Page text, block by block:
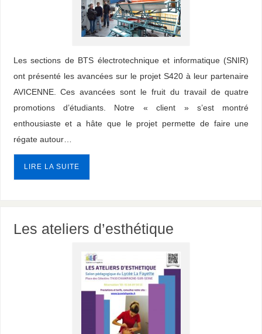
Les sections de BTS électrotechnique et informatique (SNIR)
ont présenté les avancées sur le projet S420 à leur partenaire
AVICENNE. Ces avancées sont le fruit du travail de quatre
promotions d’étudiants. Notre « client » s’est montré
enthousiaste et a hâte que le projet permette de faire une
régate autour…
LIRE LA SUITE
Les ateliers d’esthétique